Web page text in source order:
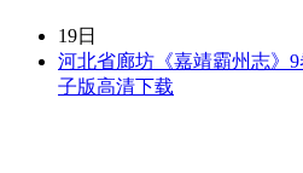
19日
河北省廊坊《嘉靖霸州志》
子版高清下载